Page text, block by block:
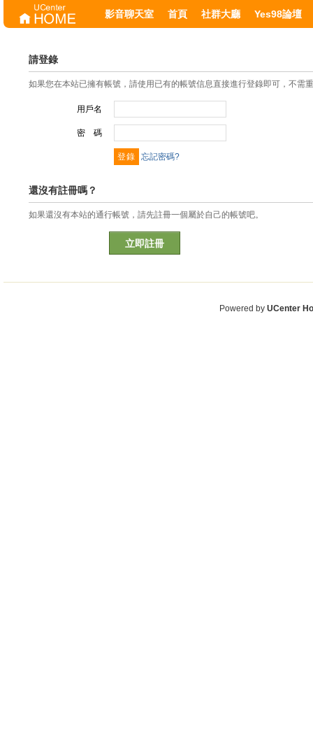
影音聊天室 首頁 社群大廳 Yes98論壇
請登錄
如果您在本站已擁有帳號，請使用已有的帳號信息直接進行登錄即可，不需
用戶名
密 碼
忘記密碼?
還沒有註冊嗎？
如果還沒有本站的通行帳號，請先註冊一個屬於自己的帳號吧。
立即註冊
Powered by UCenter